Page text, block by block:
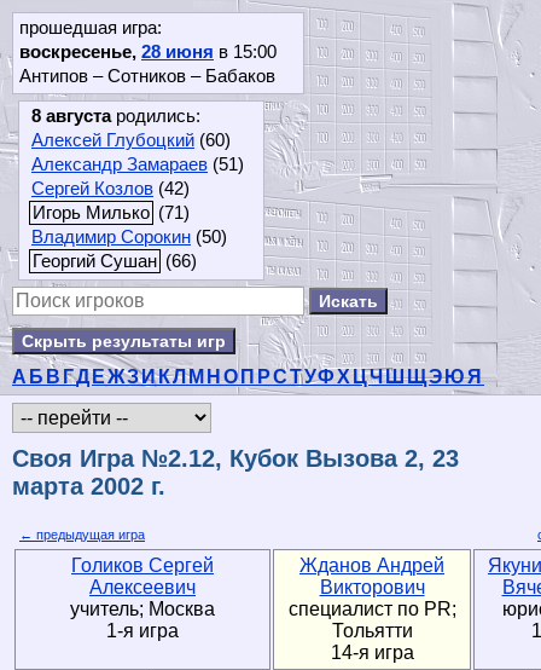
прошедшая игра:
воскресенье, 28 июня в 15:00
Антипов – Сотников – Бабаков
8 августародились:
Алексей Глубоцкий (60)
Александр Замараев (51)
Сергей Козлов (42)
Игорь Милько (71)
Владимир Сорокин (50)
Георгий Сушан (66)
Скрыть результаты игр
А Б В ГДЕЖЗИКЛМ Н О ПРСТУФХ ЦЧШЩЭЮЯ
Своя Игра №2.12, Кубок Вызова 2, 23
марта 2002 г.
← предыдущая игра
Голиков Сергей
Алексеевич
учитель; Москва
1-я игра
Жданов Андрей
Викторович
специалист по PR;
Тольятти
14-я игра